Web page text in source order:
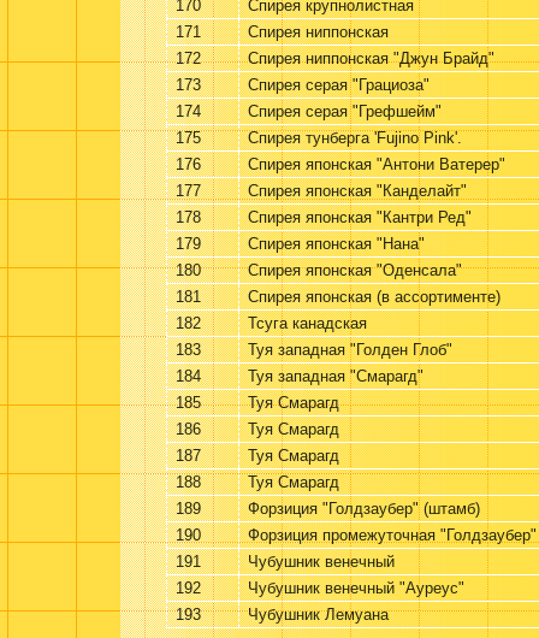
170
Спирея крупнолистная
171
Спирея ниппонская
172
Спирея ниппонская "Джун Брайд"
173
Спирея серая "Грациоза"
174
Спирея серая "Грефшейм"
175
Спирея тунберга 'Fujino Pink'.
176
Спирея японская "Антони Ватерер"
177
Спирея японская "Канделайт"
178
Спирея японская "Кантри Ред"
179
Спирея японская "Нана"
180
Спирея японская "Оденсала"
181
Спирея японская (в ассортименте)
182
Тсуга канадская
183
Туя западная "Голден Глоб"
184
Туя западная "Смарагд"
185
Туя Смарагд
186
Туя Смарагд
187
Туя Смарагд
188
Туя Смарагд
189
Форзиция "Голдзаубер" (штамб)
190
Форзиция промежуточная "Голдзаубер"
191
Чубушник венечный
192
Чубушник венечный "Ауреус"
193
Чубушник Лемуана